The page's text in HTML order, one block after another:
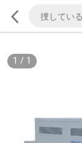
1 / 1